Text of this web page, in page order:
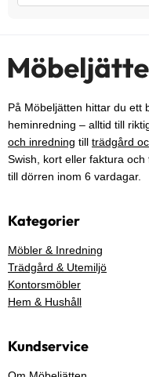
På Möbeljätten hittar du ett
heminredning – alltid till
och inredning till trädgård
Swish, kort eller faktura
till dörren inom 6 vardagar.
Kategorier
Möbler & Inredning
Trädgård & Utemiljö
Kontorsmöbler
Hem & Hushåll
Kundservice